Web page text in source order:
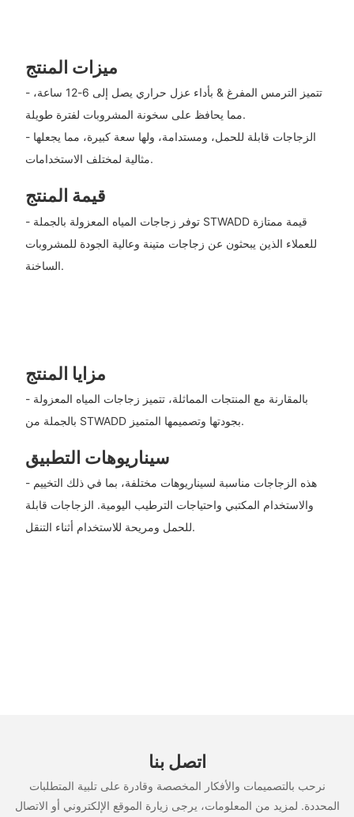
ميزات المنتج
- تتميز الترمس المفرغ & بأداء عزل حراري يصل إلى 6-12 ساعة،
مما يحافظ على سخونة المشروبات لفترة طويلة.
- الزجاجات قابلة للحمل، ومستدامة، ولها سعة كبيرة، مما يجعلها
مثالية لمختلف الاستخدامات.
قيمة المنتج
- توفر زجاجات المياه المعزولة بالجملة STWADD قيمة ممتازة
للعملاء الذين يبحثون عن زجاجات متينة وعالية الجودة للمشروبات
الساخنة.
مزايا المنتج
- بالمقارنة مع المنتجات المماثلة، تتميز زجاجات المياه المعزولة
بالجملة من STWADD بجودتها وتصميمها المتميز.
سيناريوهات التطبيق
- هذه الزجاجات مناسبة لسيناريوهات مختلفة، بما في ذلك التخييم
والاستخدام المكتبي واحتياجات الترطيب اليومية. الزجاجات قابلة
للحمل ومريحة للاستخدام أثناء التنقل.
اتصل بنا
نرحب بالتصميمات والأفكار المخصصة وقادرة على تلبية المتطلبات
المحددة. لمزيد من المعلومات، يرجى زيارة الموقع الإلكتروني أو الاتصال